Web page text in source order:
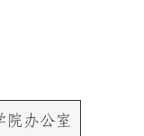
院办公室